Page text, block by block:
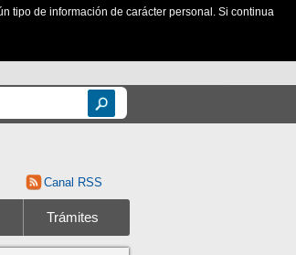
tipo de información de carácter personal. Si continua
Canal RSS
Trámites